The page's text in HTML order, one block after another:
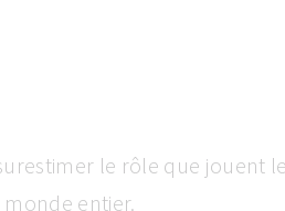
le rôle que jouent
entier.